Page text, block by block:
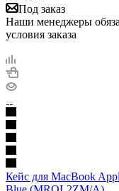
Под заказ
Наши менеджеры
условия заказа
Кейс для MacBook